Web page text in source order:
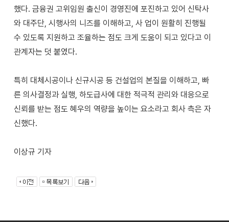
했다. 금융권 고위임원 출신이 경영진에 포진하고 있어 신탁사
와 대주단, 시행사의 니즈를 이해하고, 사 업이 원활히 진행될
수 있도록 지원하고 조율하는 점도 크게 도움이 되고 있다고 이
관계자는 덧 붙였다.
특히 대체시공이나 신규시공 등 건설업의 본질을 이해하고, 빠
른 의사결정과 실행, 하도급사에 대한 적극적 관리와 대응으로
신뢰를 받는 점도 혜우의 역량을 높이는 요소라고 회사 측은 자
신했다.
이상규 기자